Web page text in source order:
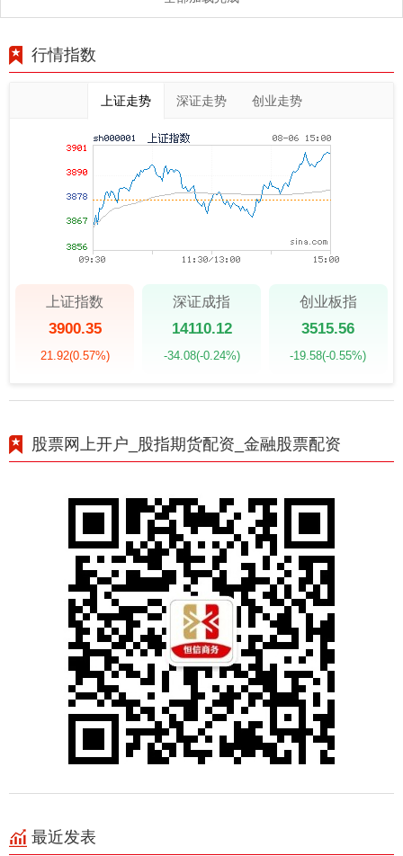
行情指数
上证走势 深证走势 创业走势
上证指数
3900.35
21.92(0.57%)
深证成指
14110.12
-34.08(-0.24%)
创业板指
3515.56
-19.58(-0.55%)
股票网上开户_股指期货配资_金融股票配资
最近发表